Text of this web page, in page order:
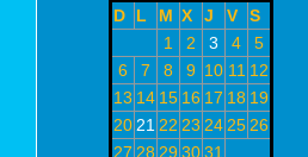
D
L M X J V
S
1
2 3 4
5
6
7 8 9 10 11 12
13 14 15 16 17 18 19
20 21 22 23 24 25 26
27 28 293031